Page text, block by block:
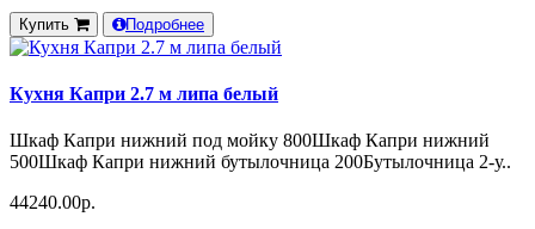
Купить Подробнее
Кухня Капри 2.7 м липа белый
Шкаф Капри нижний под мойку 800Шкаф Капри нижний
500Шкаф Капри нижний бутылочница 200Бутылочница 2-у..
44240.00р.